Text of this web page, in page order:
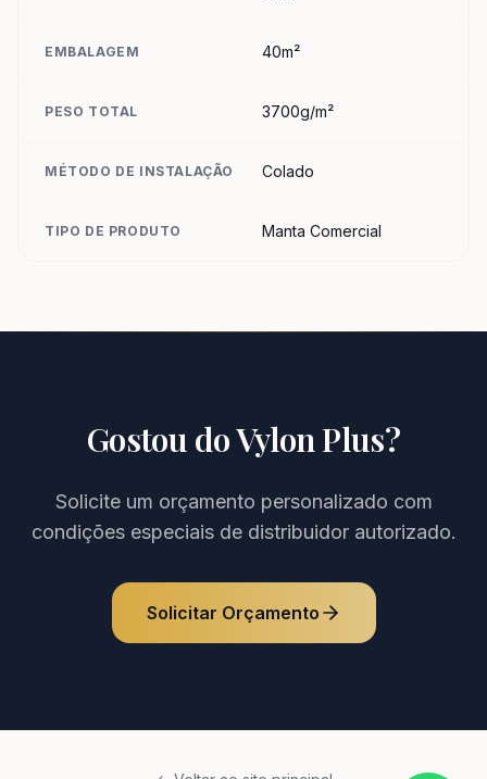
EMBALAGEM 40m²
PESO TOTAL 3700g/m²
MÉTODO DE INSTALAÇÃO Colado
TIPO DE PRODUTO Manta Comercial
Gostou doVylon Plus?
Solicite um orçamento personalizado com
condições especiais de distribuidor autorizado.
Solicitar Orçamento